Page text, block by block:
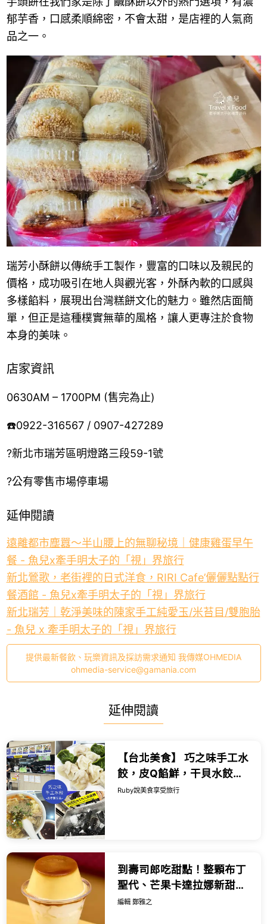
郁芋香，口感柔順綿密，不會太甜，是店裡的人氣商
品之一。
瑞芳小酥餅以傳統手工製作，豐富的口味以及親民的
價格，成功吸引在地人與觀光客，外酥內軟的口感與
多樣餡料，展現出台灣糕餅文化的魅力。雖然店面簡
單，但正是這種樸實無華的風格，讓人更專注於食物
本身的美味。
店家資訊
0630AM – 1700PM (售完為止)
☎️0922-316567 / 0907-427289
?新北市瑞芳區明燈路三段59-1號
?公有零售市場停車場
延伸閱讀
遠離都市塵囂～半山腰上的無聊秘境｜健康雞蛋早午
餐 - 魚兒x牽手明太子的「視」界旅行
新北鶯歌，老街裡的日式洋食，RIRI Cafe’儷儷點點行
餐酒館 - 魚兒x牽手明太子的「視」界旅行
新北瑞芳｜乾淨美味的陳家手工純愛玉/米苔目/雙胞胎
- 魚兒 x 牽手明太子的「視」界旅行
提供最新餐飲、玩樂資訊及採訪需求通知 我傳媒OHMEDIA
ohmedia-service@gamania.com
延伸閱讀
【台北美食】 巧之味手工水
餃，皮Q餡鮮，干貝水餃都
值得一試，酸辣湯也很推薦
Ruby說美食享受旅行
到壽司郎吃甜點！整顆布丁
聖代、芒果卡達拉娜新甜
點，19款新菜推薦。
編輯 鄭雅之